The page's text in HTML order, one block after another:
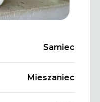
Samiec
Mieszaniec